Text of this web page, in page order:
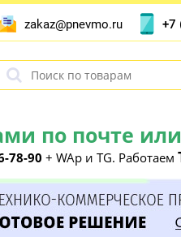
по почте
78-90 + WAp и TG. Работаем
zakaz@pnevmo.ru +7